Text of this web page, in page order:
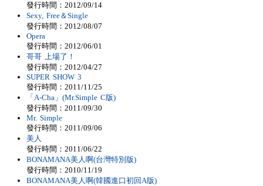
發行時間：2012/09/14
Sexy, Free＆Single
發行時間：2012/08/07
Opera
發行時間：2012/06/01
哥哥 上場了！
發行時間：2012/04/27
SUPER SHOW 3
發行時間：2011/11/25
「A-Cha」(Mr.Simple C版)
發行時間：2011/09/30
Mr. Simple
發行時間：2011/09/06
美人
發行時間：2011/06/22
BONAMANA美人啊(台灣特別版)
發行時間：2010/11/19
BONAMANA美人啊(韓國進口初回A版)